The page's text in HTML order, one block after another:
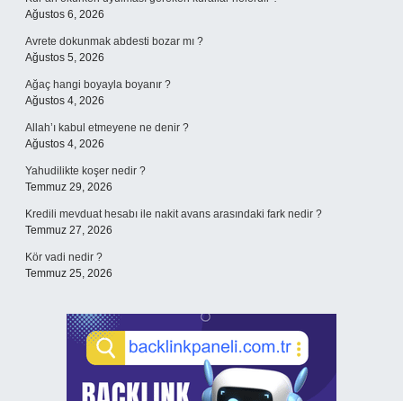
Ağustos 6, 2026
Avrete dokunmak abdesti bozar mı ?
Ağustos 5, 2026
Ağaç hangi boyayla boyanır ?
Ağustos 4, 2026
Allah’ı kabul etmeyene ne denir ?
Ağustos 4, 2026
Yahudilikte koşer nedir ?
Temmuz 29, 2026
Kredili mevduat hesabı ile nakit avans arasındaki fark nedir ?
Temmuz 27, 2026
Kör vadi nedir ?
Temmuz 25, 2026